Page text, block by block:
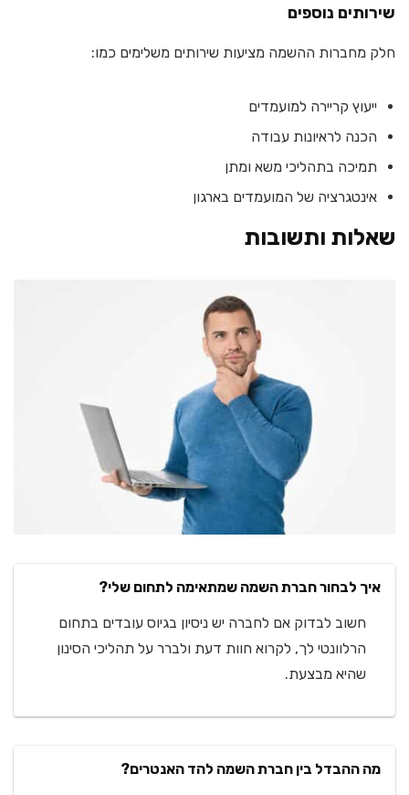
שירותים נוספים
חלק מחברות ההשמה מציעות שירותים משלימים כמו:
ייעוץ קריירה למועמדים
הכנה לראיונות עבודה
תמיכה בתהליכי משא ומתן
אינטגרציה של המועמדים בארגון
שאלות ותשובות
איך לבחור חברת השמה שמתאימה לתחום שלי?
חשוב לבדוק אם לחברה יש ניסיון בגיוס עובדים בתחום
הרלוונטי לך, לקרוא חוות דעת ולברר על תהליכי הסינון
שהיא מבצעת.
מה ההבדל בין חברת השמה להד האנטרים?